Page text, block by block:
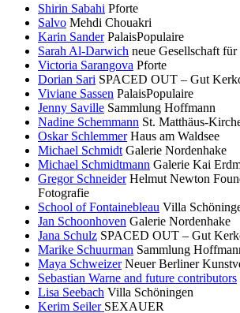
Shirin Sabahi Pforte
Salvo Mehdi Chouakri
Karin Sander PalaisPopulaire
Sarah Al-Darwich neue Gesellschaft
Victoria Sarangova Pforte
Dorian Sari SPACED OUT – Gut
Viviane Sassen PalaisPopulaire
Jenny Saville Sammlung Hoffmann
Nadine Schemmann St. Matthäus-
Oskar Schlemmer Haus am Waldsee
Michael Schmidt Galerie Nordenhake
Michael Schmidtmann Galerie Kai
Gregor Schneider Helmut Newton
Fotografie
School of Fontainebleau Villa
Jan Schoonhoven Galerie Nordenhake
Jana Schulz SPACED OUT – Gut
Marike Schuurman Sammlung
Maya Schweizer Neuer Berliner
Sebastian Warne and future contributors
Lisa Seebach Villa Schöningen
Kerim Seiler SEXAUER